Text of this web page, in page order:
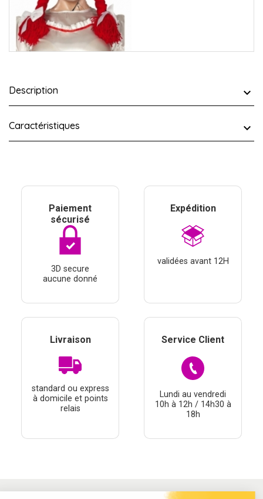
Description
Caractéristiques
Paiement
sécurisé
3D secure
aucune donné
Expédition
validées avant 12H
Livraison
standard ou express
à domicile et points
relais
Service Client
Lundi au vendredi
10h à 12h / 14h30 à
18h